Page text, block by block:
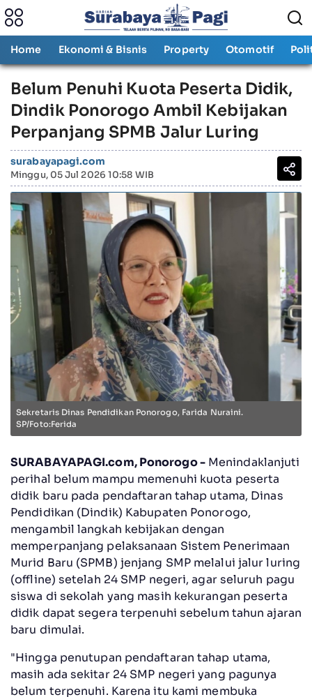
Home Ekonomi & Bisnis Property Otomotif
Belum Penuhi Kuota Peserta Didik,
Dindik Ponorogo Ambil Kebijakan
Perpanjang SPMB Jalur Luring
surabayapagi.com
Minggu, 05 Jul 2026 10:58 WIB
Sekretaris Dinas Pendidikan Ponorogo, Farida Nuraini.
SP/Foto:Ferida
SURABAYAPAGI.com, Ponorogo -Menindaklanjuti
perihal belum mampu memenuhi kuota peserta
didik baru pada pendaftaran tahap utama, Dinas
Pendidikan (Dindik) Kabupaten Ponorogo,
mengambil langkah kebijakan dengan
memperpanjang pelaksanaan Sistem Penerimaan
Murid Baru (SPMB) jenjang SMP melalui jalur luring
(offline) setelah 24 SMP negeri, agar seluruh pagu
siswa di sekolah yang masih kekurangan peserta
didik dapat segera terpenuhi sebelum tahun ajaran
baru dimulai.
"Hingga penutupan pendaftaran tahap utama,
masih ada sekitar 24 SMP negeri yang pagunya
belum terpenuhi. Karena itu kami membuka